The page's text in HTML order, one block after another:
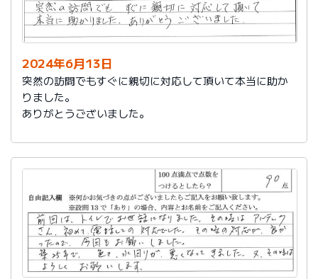
2024年6月13日
突然の訪問でもすぐに親切に対応して頂いて本当に助か
りました。
ありがとうございました。